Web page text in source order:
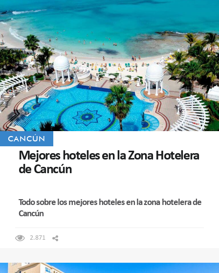
CANCÚN
Mejores hoteles en la Zona Hotelera
de Cancún
Todo sobre los mejores hoteles en la zona hotelera de
Cancún
2.871